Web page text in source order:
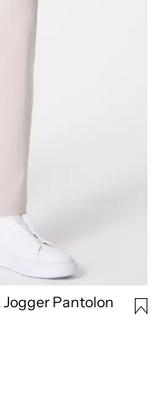
Jogger Pantolon